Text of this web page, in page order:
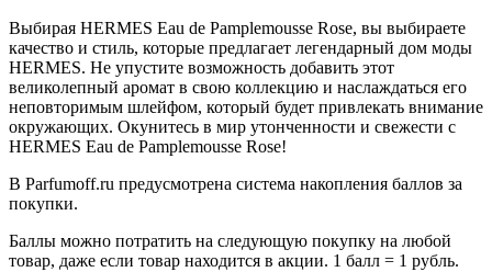
Выбирая HERMES Eau de Pamplemousse Rose, вы выбираете
качество и стиль, которые предлагает легендарный дом моды
HERMES. Не упустите возможность добавить этот
великолепный аромат в свою коллекцию и наслаждаться его
неповторимым шлейфом, который будет привлекать внимание
окружающих. Окунитесь в мир утонченности и свежести с
HERMES Eau de Pamplemousse Rose!
В Parfumoff.ru предусмотрена система накопления баллов за
покупки.
Баллы можно потратить на следующую покупку на любой
товар, даже если товар находится в акции. 1 балл = 1 рубль.